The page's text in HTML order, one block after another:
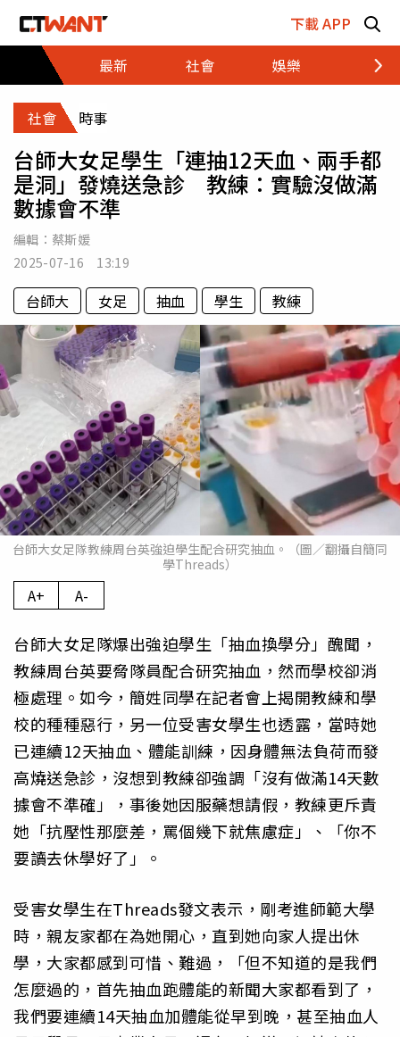
下載 APP
最新
社會 娛樂 財經
社會 時事
台師大女足學生「連抽12天血、兩手都
是洞」發燒送急診 教練：實驗沒做滿
數據會不準
編輯： 蔡斯媛
2025-07-16 13:19
台師大 女足 抽血 學生 教練
台師大女足隊教練周台英強迫學生配合研究抽血。（圖／翻攝自簡同
學Threads）
A+ A-
台師大女足隊爆出強迫學生「抽血換學分」醜聞，
教練周台英要脅隊員配合研究抽血，然而學校卻消
極處理。如今，簡姓同學在記者會上揭開教練和學
校的種種惡行，另一位受害女學生也透露，當時她
已連續12天抽血、體能訓練，因身體無法負荷而發
高燒送急診，沒想到教練卻強調「沒有做滿14天數
據會不準確」，事後她因服藥想請假，教練更斥責
她「抗壓性那麼差，罵個幾下就焦慮症」、「你不
要讀去休學好了」。
受害女學生在Threads發文表示，剛考進師範大學
時，親友家都在為她開心，直到她向家人提出休
學，大家都感到可惜、難過，「但不知道的是我們
怎麼過的，首先抽血跑體能的新聞大家都看到了，
我們要連續14天抽血加體能從早到晚，甚至抽血人